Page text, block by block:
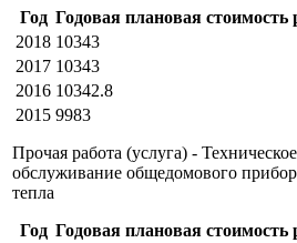
Год Годовая плановая стоимость
2018 10343
2017 10343
2016 10342.8
2015 9983
Прочая работа (услуга) - Техническое
обслуживание общедомового
тепла
Год Годовая плановая стоимость